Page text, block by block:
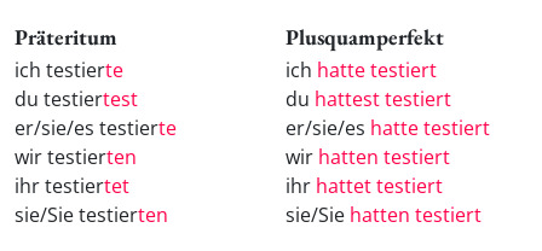
Präteritum
ich testierte
du testiertest
er/sie/es testierte
wir testierten
ihr testiertet
sie/Sie testierten
Plusquamperfekt
ich hatte testiert
du hattest testiert
er/sie/es hatte testiert
wir hatten testiert
ihr hattet testiert
sie/Sie hatten testiert